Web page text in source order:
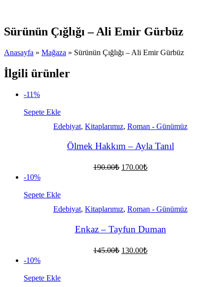
Sürünün Çığlığı – Ali Emir Gürbüz
Anasayfa » Mağaza » Sürünün Çığlığı – Ali Emir Gürbüz
İlgili ürünler
-11%
Sepete Ekle
Edebiyat, Kitaplarımız, Roman - Günümüz
Ölmek Hakkım – Ayla Tanıl
190.00₺ Orijinal
170.00₺Şu
-10%
Sepete Ekle
Edebiyat, Kitaplarımız, Roman - Günümüz
Enkaz – Tayfun Duman
145.00₺ Orijinal
130.00₺Şu
-10%
Sepete Ekle